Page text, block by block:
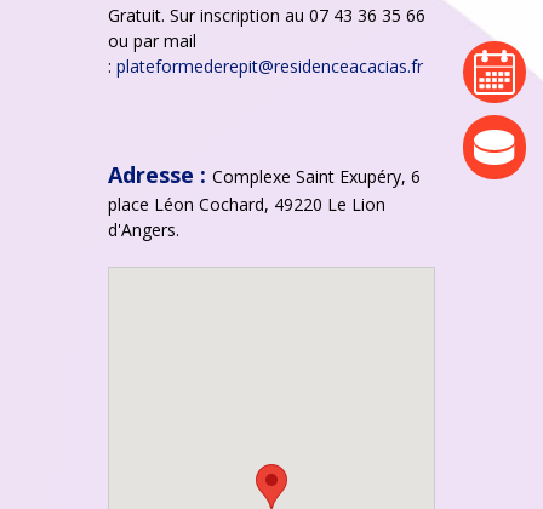
agenda
Gratuit. Sur inscription au 07 43 36 35 66
ou par mail
: plateformederepit@residenceacacias.fr
Adresse : Complexe Saint Exupéry, 6
place Léon Cochard, 49220 Le Lion
d'Angers.